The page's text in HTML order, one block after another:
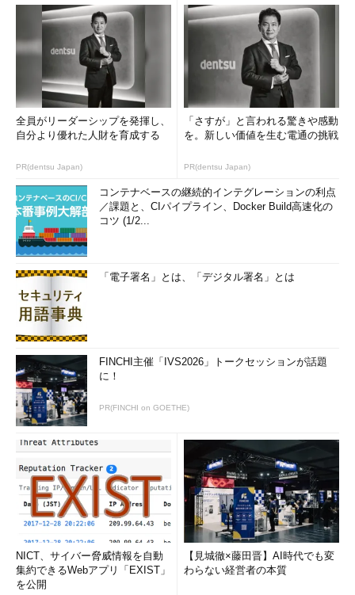
全員がリーダーシップを発揮し、
自分より優れた人財を育成する
PR(dentsu Japan)
「さすが」と言われる驚きや感動
を。新しい価値を生む電通の挑戦
PR(dentsu Japan)
コンテナベースの継続的インテグレーションの利点
／課題と、CIパイプライン、Docker Build高速化の
コツ (1/2...
「電子署名」とは、「デジタル署名」とは
FINCHI主催「IVS2026」トークセッションが話題
に！
PR(FINCHI on GOETHE)
NICT、サイバー脅威情報を自動
集約できるWebアプリ「EXIST」
を公開
【見城徹×藤田晋】AI時代でも変
わらない経営者の本質